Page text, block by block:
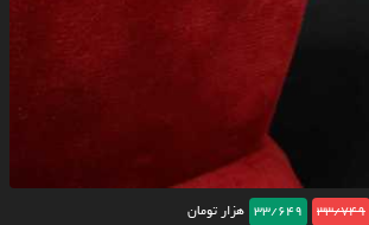
33/749
33/649 هزار تومان